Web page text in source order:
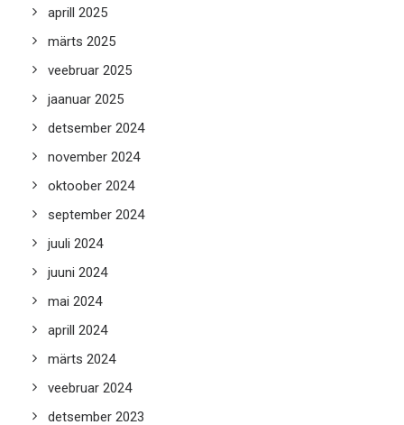
aprill 2025
märts 2025
veebruar 2025
jaanuar 2025
detsember 2024
november 2024
oktoober 2024
september 2024
juuli 2024
juuni 2024
mai 2024
aprill 2024
märts 2024
veebruar 2024
detsember 2023